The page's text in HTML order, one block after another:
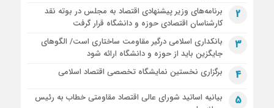
2
برنامه‌های وزیر پیشنهادی اقتصاد به مجلس در بوته نقد
کارشناسان اقتصادی حوزه و دانشگاه قرار گرفت
3
بانکداری اسلامی درگیر مقاومت ساختاری است/ الگوهای
جایگزین باید از حوزه و دانشگاه ارائه شود
4 برگزاری نخستین نمایشگاه تخصصی اقتصاد اسلامی
5
بیانیه اساتید شورای عالی اقتصاد مقاومتی خطاب به رئیس